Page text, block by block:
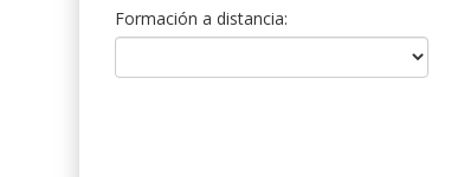
Formación a distancia: